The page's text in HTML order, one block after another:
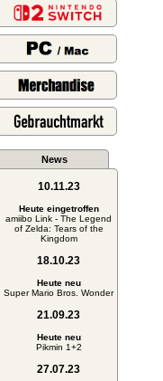
News
10.11.23
Heute eingetroffen
amiibo Link - The Legend
of Zelda: Tears of the
Kingdom
18.10.23
Heute neu
Super Mario Bros. Wonder
21.09.23
Heute neu
Pikmin 1+2
27.07.23